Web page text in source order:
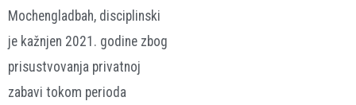
Mochengladbah, disciplinski
je kažnjen 2021. godine zbog
prisustvovanja privatnoj
zabavi tokom perioda